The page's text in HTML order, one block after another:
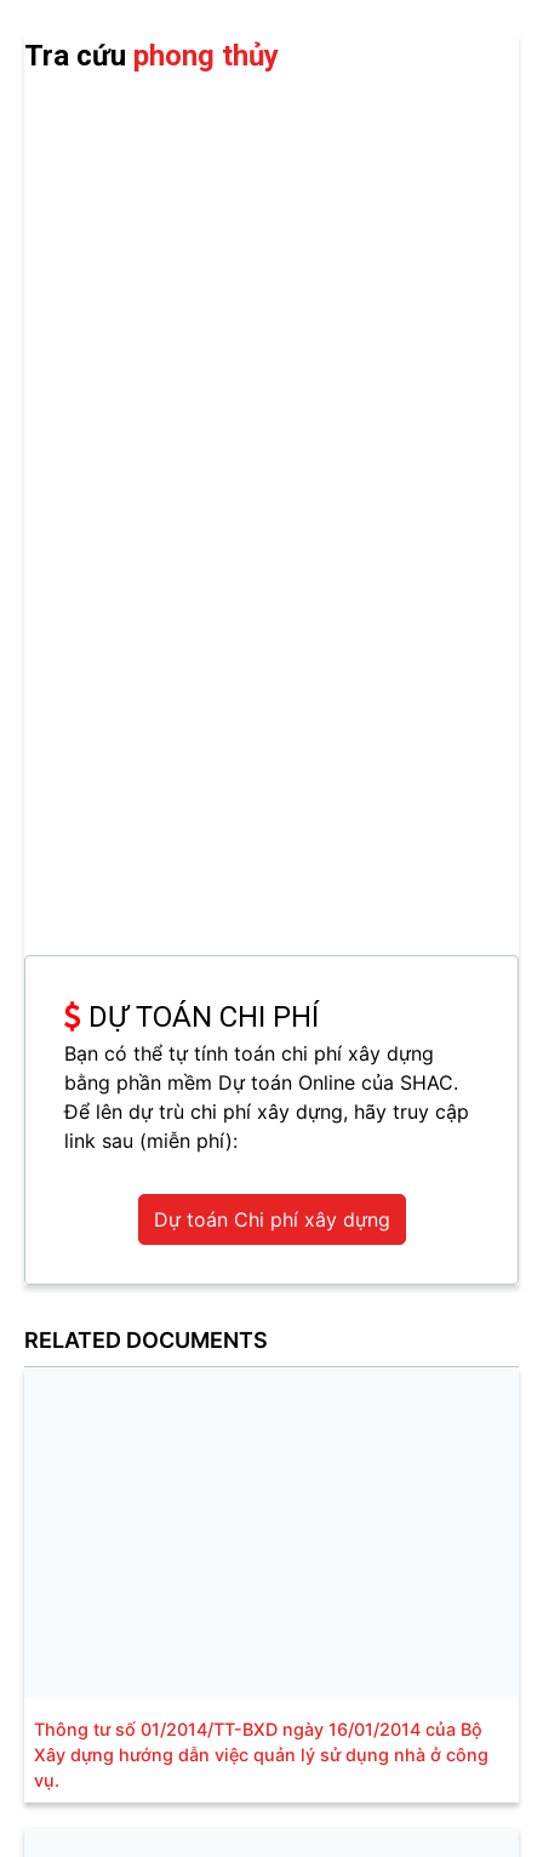
Tra cứu phong thủy
DỰ TOÁN CHI PHÍ
Bạn có thể tự tính toán chi phí xây dựng
bằng phần mềm Dự toán Online của SHAC.
Để lên dự trù chi phí xây dựng, hãy truy cập
link sau (miễn phí):
Dự toán Chi phí xây dựng
RELATED DOCUMENTS
Thông tư số 01/2014/TT-BXD ngày 16/01/2014 của Bộ
Xây dựng hướng dẫn việc quản lý sử dụng nhà ở công
vụ.